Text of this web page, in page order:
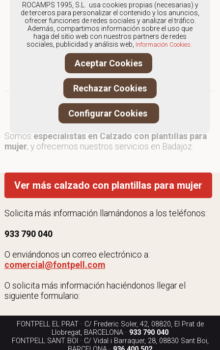
Los envíos a Badajoz gestionados
entre semana se entregarán en
menos de 48 horas; los pedidos
realizados en fin de semana, el
producto se enviará a partir del
lunes.
Somos especialistas en Calzado con plantillas para
mujer, y ofrecemos nuestros servicios en Badajoz.
Ver más calzado con plantillas para mujer
Solicita más información llamándonos a los teléfonos:
933 790 040
O enviándonos un correo electrónico a:
comercial@fontpell.com
O solicita más información haciéndonos llegar el
siguiente formulario:
FONTPELL EL PRAT · C/ Frederic Soler, 42, 08820, El Prat de
Llobregat, BARCELONA · 933 790 040
FONTPELL SANT BOI · C/ Vidal i Barraquer, 28, 08830 Sant Boi,
ROCAMPS 1995, S.L. usa cookies propias (necesarias) y
de terceros para personalizar el contenido y los anuncios,
ofrecer funciones de redes sociales y analizar el tráfico.
Además, compartimos información sobre el uso que
haga del sitio web con nuestros partners de redes
sociales, publicidad y análisis web, Información Cookies.
Aceptar Cookies
Rechazar Cookies
Configurar Cookies